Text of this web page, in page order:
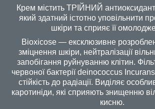
Крем містить ТРІЙНИЙ
який здатний істотно уповільнити
шкіри та сприяє її
Bioxicose — ексклюзивне
зміцнення шкіри, нейтралізації
запобігання руйнуванню клітин.
червоної бактерії deinococcus
стійкість до радіації. Виділяє
каротиніди, які сприяють знищенню
кисню.